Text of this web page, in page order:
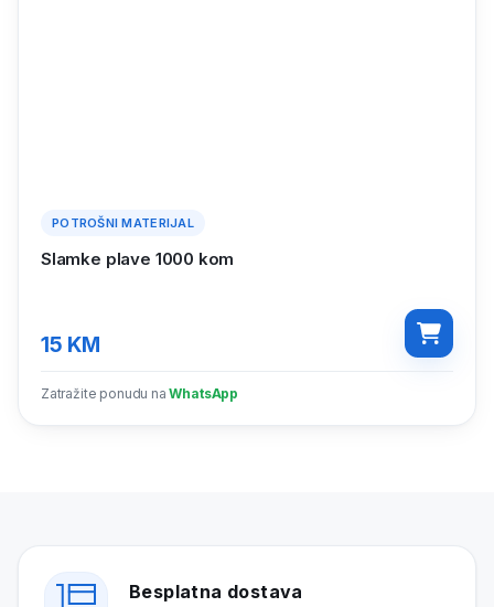
POTROŠNI MATERIJAL
Slamke plave 1000 kom
15 KM
Zatražite ponudu na WhatsApp
Besplatna dostava